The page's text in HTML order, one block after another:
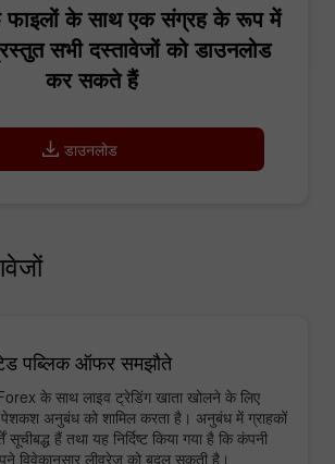
फाइलों के साथ एक संग्रह के रूप में
सभी दस्तावेजों को डाउनलोड
कर सकते हैं
डाउनलोड
पब्लिक ऑफर समझौते
के साथ लाइव ट्रेडिंग खाता खोलने के लिए
अनुबंध को शामिल करता है। अनुबंध में ग्राहकों
हैं तथा यह निर्दिष्ट किया गया है कि कंपनी
विवेकानुसार लीवरेज को बदल सकती है।